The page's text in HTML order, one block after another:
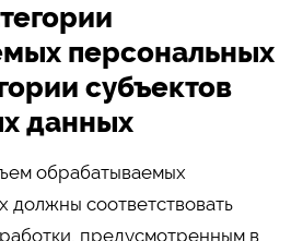
персональных
субъектов
данных
обрабатываемых
должны соответствовать
предусмотренным в